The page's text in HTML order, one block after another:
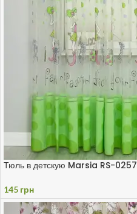
Тюль в детскую Marsia RS-0257
145 грн